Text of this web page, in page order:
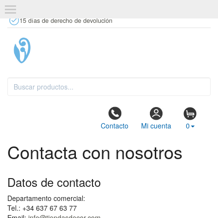
15 días de derecho de devolución
Contacto Mi cuenta 0
Contacta con nosotros
Datos de contacto
Departamento comercial:
Tel.: +34 637 67 63 77